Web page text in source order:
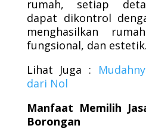
rumah, setiap
dapat dikontrol
menghasilkan
fungsional, dan estetik.
Lihat Juga :
dari Nol
Manfaat Memilih
Borongan